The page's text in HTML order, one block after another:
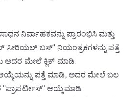
ನಿರ್ವಾಹಕವನ್ನು ಪ್ರಾರಂಭಿಸಿ ಮತ್ತು
ಬಸ್" ನಿಯಂತ್ರಕಗಳನ್ನು ಪತ್ತೆ
ಅದರ ಮೇಲೆ ಕ್ಲಿಕ್ ಮಾಡಿ.
ಪತ್ತೆ ಮಾಡಿ, ಅದರ ಮೇಲೆ ಬಲ
"ಪ್ರಾಪರ್ಟೀಸ್" ಆಯ್ಕೆಮಾಡಿ.